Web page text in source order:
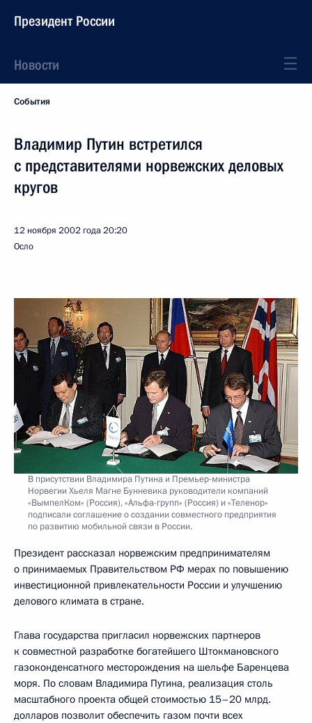
Президент России
Новости
События
Владимир Путин встретился
с представителями норвежских деловых
кругов
12 ноября 2002 года20:20
Осло
В присутствии Владимира Путина и Премьер-министра
Норвегии Хьеля Магне Бунневика руководители компаний
«ВымпелКом» (Россия), «Альфа-групп» (Россия) и «Теленор»
подписали соглашение о создании совместного предприятия
по развитию мобильной связи в России.
Президент рассказал норвежским предпринимателям
о принимаемых Правительством РФ мерах по повышению
инвестиционной привлекательности России и улучшению
делового климата в стране.
Глава государства пригласил норвежских партнеров
к совместной разработке богатейшего Штокмановского
газоконденсатного месторождения на шельфе Баренцева
моря. По словам Владимира Путина, реализация столь
масштабного проекта общей стоимостью 15–20 млрд.
долларов позволит обеспечить газом почти всех